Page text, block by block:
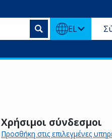
EL
Χρήσιμοι σύνδεσμοι
Προσθήκη στις επιλεγμένες